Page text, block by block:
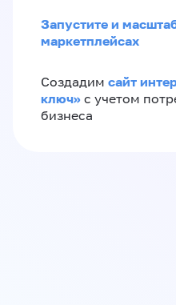
Запустите и
маркетплейсах
Создадим сайт
ключ» с учетом
бизнеса